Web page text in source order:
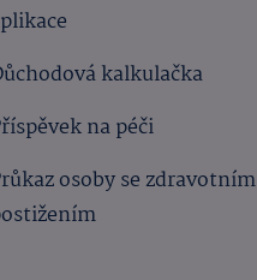
kalkulačka
na péči
osoby se zdravotním